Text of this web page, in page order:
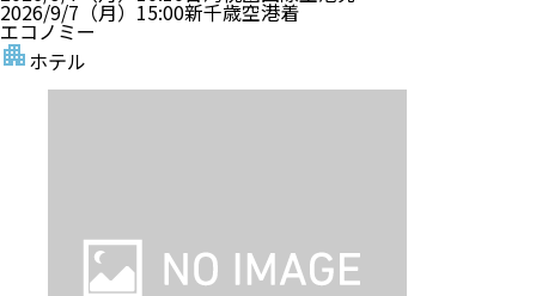
2026/9/7（月） 15:00新千歳空港着
エコノミー
ホテル